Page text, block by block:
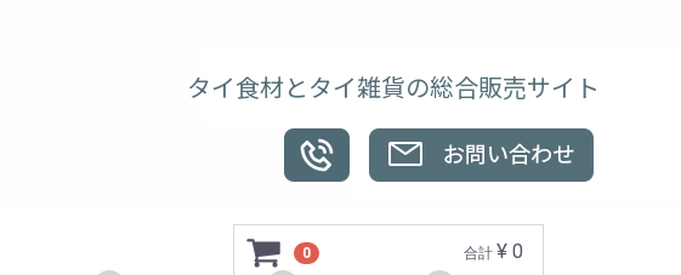
タイ食材とタイ雑貨の総合販売サイト
0 合計 ¥ 0